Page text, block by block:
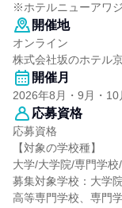
※ホテルニューアワ
開催地
オンライン
株式会社坂のホテル
開催月
2026年8月・9月・10
応募資格
応募資格
【対象の学校種】
大学/大学院/専門学
募集対象学校：大学
高等専門学校、専門